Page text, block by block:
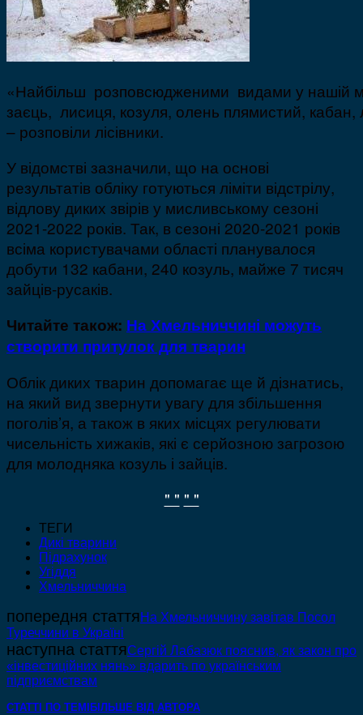
«Найбільш розповсюдженими видами у нашій
заєць, лисиця, козуля, олень плямистий, кабан,
– розповіли лісівники.
У відомстві зазначили, що на основі
результатів обліку готуються ліміти відстрілу,
відлову диких звірів у мисливському сезоні
2021-2022 років. Так, в сезоні 2020-2021 років
всіма користувачами області планувалося
добути 132 кабани, 240 козуль, майже 7 тисяч
зайців-русаків.
Читайте також: На Хмельниччині можуть
створити притулок для тварин
Облік диких тварин допомагає ще й дізнатись,
на який вид звернути увагу для збільшення
поголів’я, а також в яких місцях регулювати
чисельність хижаків, які є серйозною загрозою
для молодняка козуль і зайців.
" " " "
ТЕГИ
Дикі тварини
Підрахунок
Угіддя
Хмельниччина
попередня статтяНа Хмельниччину завітав Посол
Туреччини в Україні
наступна статтяСергій Лабазюк пояснив, як закон про
«інвестиційних нянь» вдарить по українським
підприємствам
СТАТТІ ПО ТЕМІ БІЛЬШЕ ВІД АВТОРА